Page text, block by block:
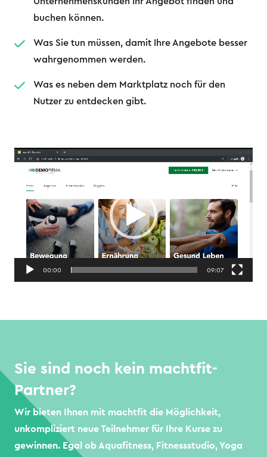
buchen können.
Was Sie tun müssen, damit Ihre Angebote besser
wahrgenommen werden.
Was es neben dem Marktplatz noch für den
Nutzer zu entdecken gibt.
Video-
Player
00:00 09:07
Sie sind noch kein machtfit-
Partner?
Wir bieten Ihnen mit machtfit die Möglichkeit,
unkompliziert neue Teilnehmer für Ihre Kurse zu
gewinnen. Egal ob Aquafitness, Fitnessstudio, Yoga